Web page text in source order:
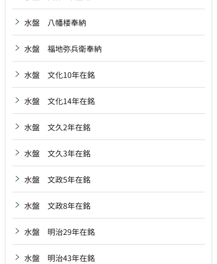
水盤 八幡楼奉納
水盤 福地弥兵衛奉納
水盤 文化10年在銘
水盤 文化14年在銘
水盤 文久2年在銘
水盤 文久3年在銘
水盤 文政5年在銘
水盤 文政8年在銘
水盤 明治29年在銘
水盤 明治43年在銘